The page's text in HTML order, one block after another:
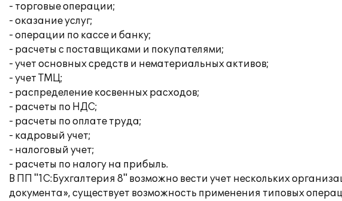
- торговые операции;
- оказание услуг;
- операции по кассе и банку;
- расчеты с поставщиками и покупателями;
- учет основных средств и нематериальных активов;
- учет ТМЦ;
- распределение косвенных расходов;
- расчеты по НДС;
- расчеты по оплате труда;
- кадровый учет;
- налоговый учет;
- расчеты по налогу на прибыль.
В ПП "1С:Бухгалтерия 8" возможно вести учет нескольких
документа», существует возможность применения типовых